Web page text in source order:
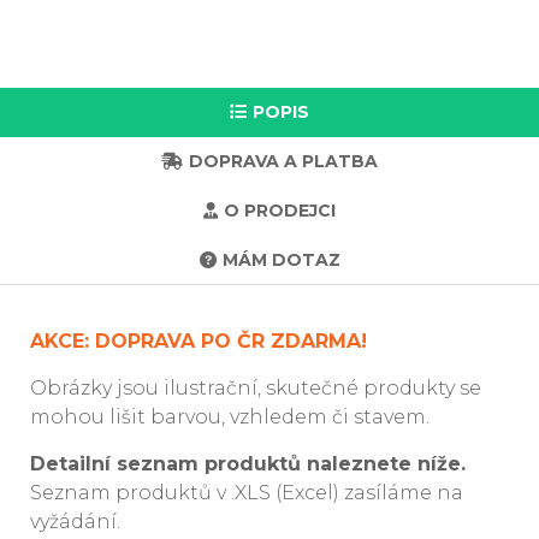
POPIS
DOPRAVA A PLATBA
O PRODEJCI
MÁM DOTAZ
AKCE: DOPRAVA PO ČR ZDARMA!
Obrázky jsou ilustrační, skutečné produkty se
mohou lišit barvou, vzhledem či stavem.
Detailní seznam produktů naleznete níže.
Seznam produktů v .XLS (Excel) zasíláme na
vyžádání.